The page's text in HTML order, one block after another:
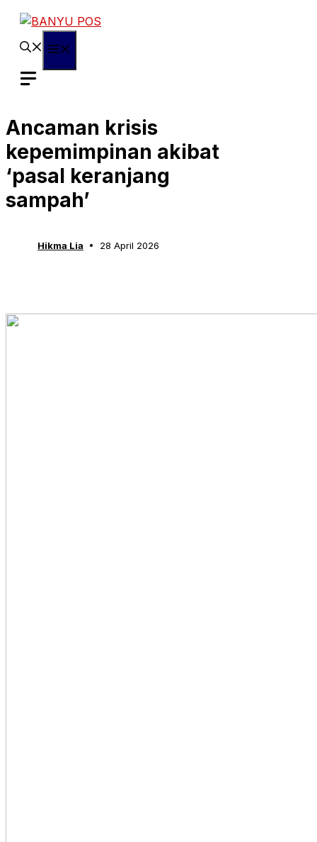
Skip
content
Ancaman krisis
kepemimpinan akibat
‘pasal keranjang
sampah’
Hikma Lia 28 April 2026